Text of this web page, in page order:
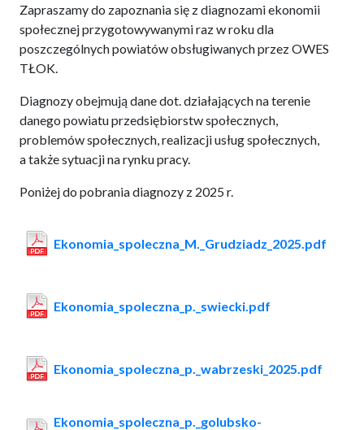
Zapraszamy do zapoznania się z diagnozami ekonomii
społecznej przygotowywanymi raz w roku dla
poszczególnych powiatów obsługiwanych przez OWES
TŁOK.
Diagnozy obejmują dane dot. działających na terenie
danego powiatu przedsiębiorstw społecznych,
problemów społecznych, realizacji usług społecznych,
a także sytuacji na rynku pracy.
Poniżej do pobrania diagnozy z 2025 r.
Ekonomia_spoleczna_M._Grudziadz_2025.pdf
Ekonomia_spoleczna_p._swiecki.pdf
Ekonomia_spoleczna_p._wabrzeski_2025.pdf
Ekonomia_spoleczna_p._golubsko-